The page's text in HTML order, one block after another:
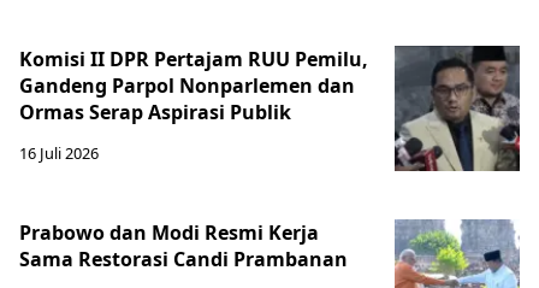
Komisi II DPR Pertajam RUU Pemilu,
Gandeng Parpol Nonparlemen dan
Ormas Serap Aspirasi Publik
16 Juli 2026
Prabowo dan Modi Resmi Kerja
Sama Restorasi Candi Prambanan